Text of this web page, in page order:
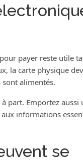
payer reste utile
la carte physique
alimentés.
part. Emportez aussi
informations
se